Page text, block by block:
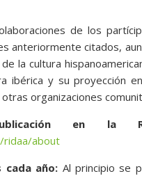
de los
anteriormente citados,
la cultura
ibérica y su proyección
organizaciones
en la
ridaa/about
cada año: Al principio se